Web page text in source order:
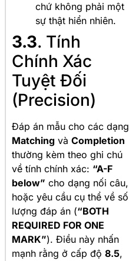
chứ không phải một
sự thật hiển nhiên.
3.3. Tính
Chính Xác
Tuyệt Đối
(Precision)
Đáp án mẫu cho các dạng
Matching và Completion
thường kèm theo ghi chú
về tính chính xác: “A-F
below” cho dạng nối câu,
hoặc yêu cầu cụ thể về số
lượng đáp án (“BOTH
REQUIRED FOR ONE
MARK”). Điều này nhấn
mạnh rằng ở cấp độ 8.5,